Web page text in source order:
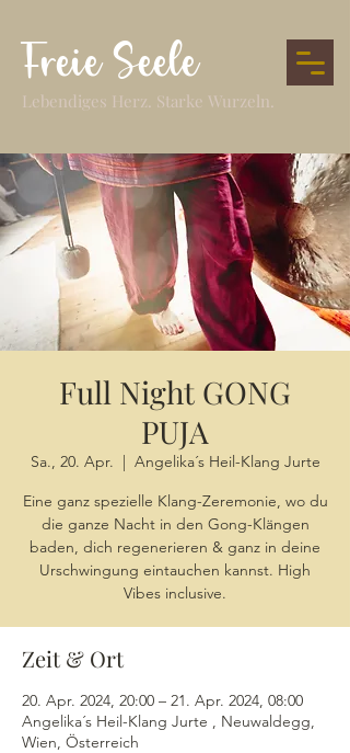
Freie Seele
Lebendiges Herz. Starke Wurzeln.
Full Night GONG
PUJA
Sa., 20. Apr.
  |
Angelika´s Heil-Klang Jurte
Eine ganz spezielle Klang-Zeremonie, wo du
die ganze Nacht in den Gong-Klängen
baden, dich regenerieren & ganz in deine
Urschwingung eintauchen kannst. High
Vibes inclusive.
Zeit & Ort
20. Apr. 2024, 20:00 – 21. Apr. 2024, 08:00
Angelika´s Heil-Klang Jurte , Neuwaldegg,
Wien, Österreich